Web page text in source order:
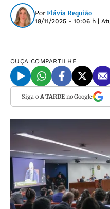
Por Flávia Requião
18/11/2025 - 10:06 h |
OUÇA COMPARTILHE
Siga o A TARDEno Google